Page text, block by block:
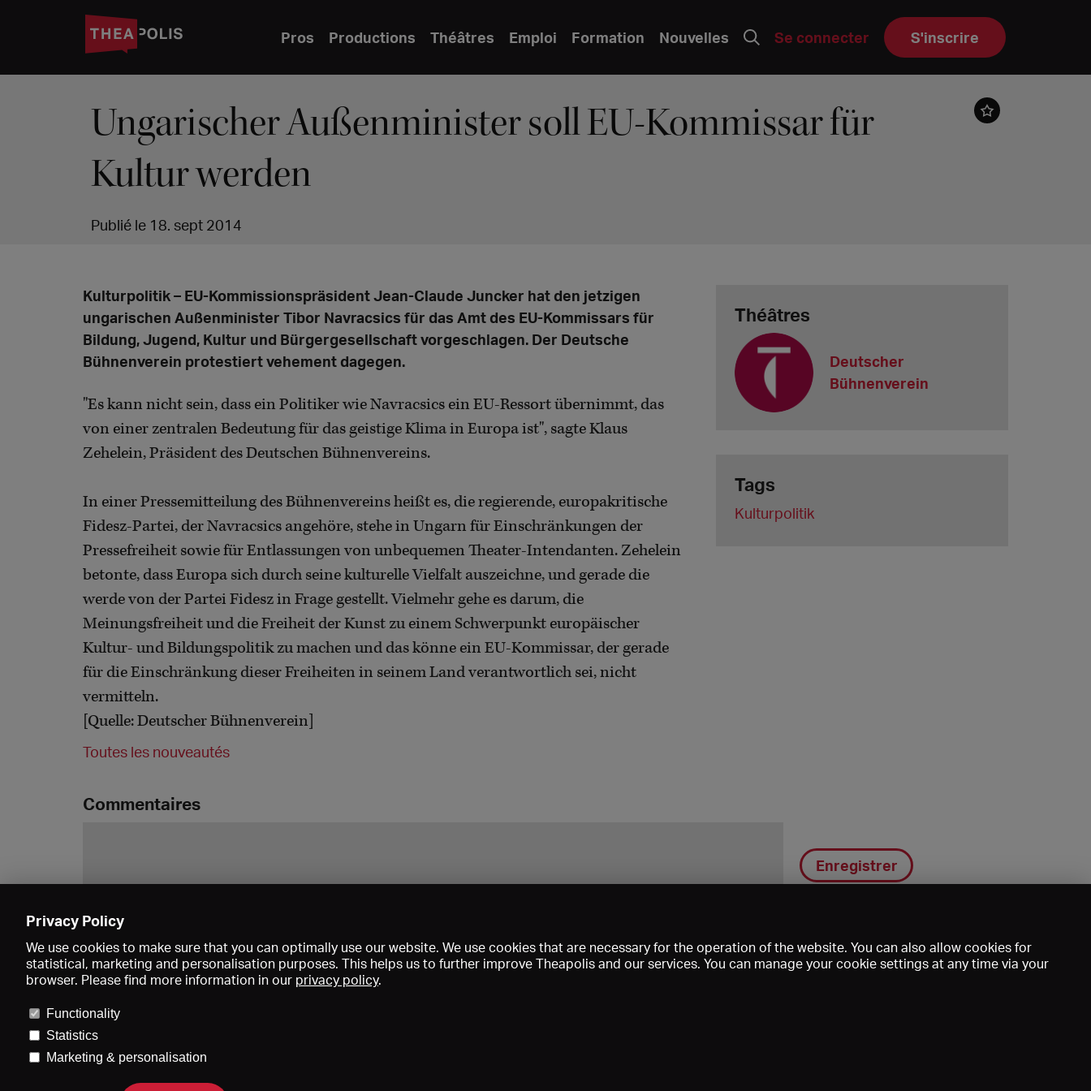
Pros Productions Théâtres Emploi Formation Nouvelles Se connecter S'inscrire
Ungarischer Außenminister soll EU-Kommissar für
Kultur werden
Publié le 18. sept 2014
Kulturpolitik – EU-Kommissionspräsident Jean-Claude Juncker hat den jetzigen
ungarischen Außenminister Tibor Navracsics für das Amt des EU-Kommissars für
Bildung, Jugend, Kultur und Bürgergesellschaft vorgeschlagen. Der Deutsche
Bühnenverein protestiert vehement dagegen.
"Es kann nicht sein, dass ein Politiker wie Navracsics ein EU-Ressort übernimmt, das
von einer zentralen Bedeutung für das geistige Klima in Europa ist", sagte Klaus
Zehelein, Präsident des Deutschen Bühnenvereins.
In einer Pressemitteilung des Bühnenvereins heißt es, die regierende, europakritische
Fidesz-Partei, der Navracsics angehöre, stehe in Ungarn für Einschränkungen der
Pressefreiheit sowie für Entlassungen von unbequemen Theater-Intendanten. Zehelein
betonte, dass Europa sich durch seine kulturelle Vielfalt auszeichne, und gerade die
werde von der Partei Fidesz in Frage gestellt. Vielmehr gehe es darum, die
Meinungsfreiheit und die Freiheit der Kunst zu einem Schwerpunkt europäischer
Kultur- und Bildungspolitik zu machen und das könne ein EU-Kommissar, der gerade
für die Einschränkung dieser Freiheiten in seinem Land verantwortlich sei, nicht
vermitteln.
[Quelle: Deutscher Bühnenverein]
Toutes les nouveautés
Théâtres
Deutscher
Bühnenverein
Tags
Kulturpolitik
Commentaires
Enregistrer
Privacy Policy
We use cookies to make sure that you can optimally use our website. We use cookies that are necessary for the operation of the website. You can also allow cookies for
statistical, marketing and personalisation purposes. This helps us to further improve Theapolis and our services. You can manage your cookie settings at any time via your
browser. Please find more information in our privacy policy.
Functionality
Statistics
Marketing & personalisation